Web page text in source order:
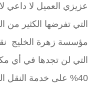
عزيزي العميل لا داعي
التي تفرضها الكثير من
مؤسسة زهرة الخليج
التي لن تجدها في أي
40% على خدمة النقل